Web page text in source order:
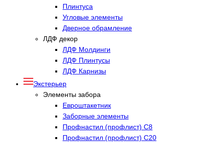
Плинтуса
Угловые элементы
Дверное обрамление
ЛДФ декор
ЛДФ Молдинги
ЛДФ Плинтусы
ЛДФ Карнизы
Экстерьер
Элементы забора
Евроштакетник
Заборные элементы
Профнастил (профлист) С8
Профнастил (профлист) С20